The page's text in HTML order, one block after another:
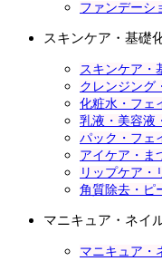
ファンデーシ
スキンケア・基礎
スキンケア・
クレンジング
化粧水・フェ
乳液・美容液
パック・フェ
アイケア・ま
リップケア・
角質除去・ピ
マニキュア・ネイ
マニキュア・